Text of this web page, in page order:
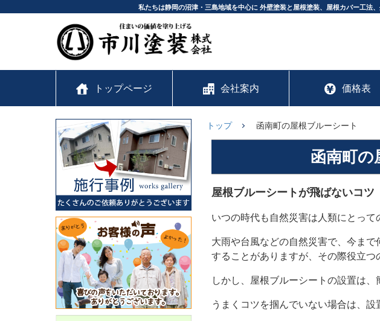
私たちは静岡の沼津・三島地域を中心に 外壁塗装と屋根塗装、屋根カバー工法
トップページ 会社案内 価格表
トップ 函南町の屋根ブルーシート
函南町の
屋根ブルーシートが飛ばないコツ
いつの時代も自然災害は人類にとって
大雨や台風などの自然災害で、今ま
することがありますが、その際役立つ
しかし、屋根ブルーシートの設置は、
うまくコツを掴んでいない場合は、設